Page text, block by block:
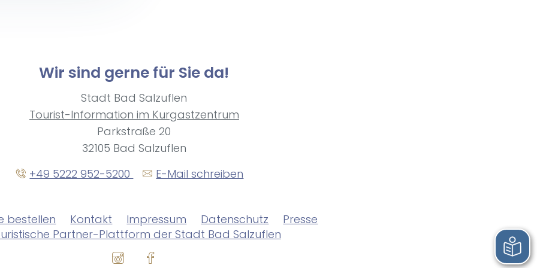
Wir sind gerne für Sie da!
Stadt Bad Salzuflen
Tourist-Information im Kurgastzentrum
Parkstraße 20
32105 Bad Salzuflen
+49 5222 952-5200
E-Mail schreiben
be­stel­len Kontakt Impressum Datenschutz
Presse
Partner-Plattform der Stadt Bad Salzuflen